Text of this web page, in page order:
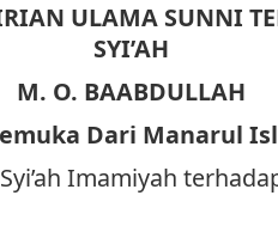
ULAMA SUNNI
SYI’AH
M. O. BAABDULLAH
Dari Manarul
Imamiyah